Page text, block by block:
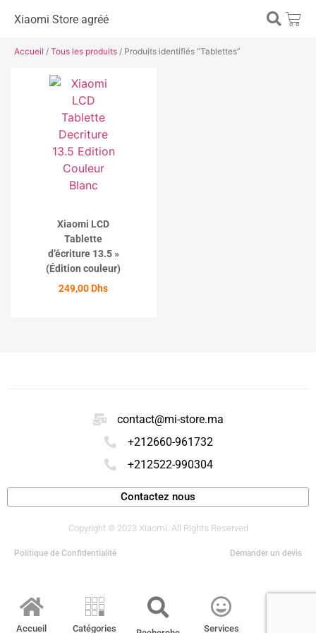
Xiaomi Store agréé
Accueil / Tous les produits / Produits identifiés “Tablettes”
Xiaomi LCD
Tablette
d’écriture 13.5 »
(Édition couleur)
249,00 Dhs
contact@mi-store.ma
+212660-961732
+212522-990304
Contactez nous
Copyright © 2023 Xiaomi. All Rights Reserved
Politique de Confidentialité Demander un devis
Accueil Catégories Services